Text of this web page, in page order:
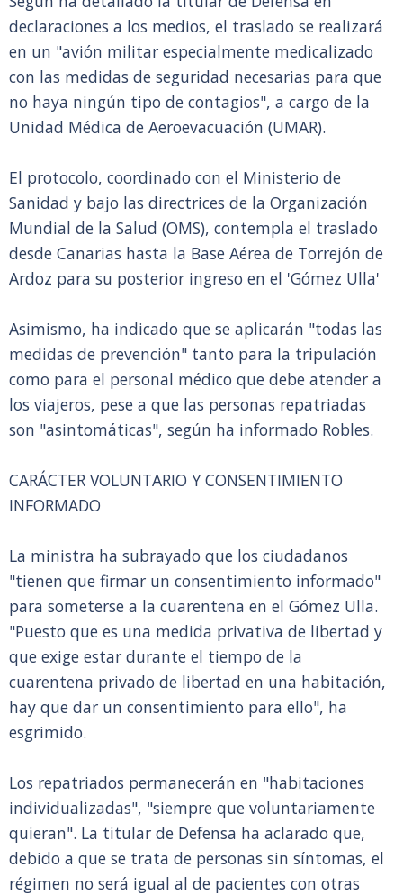
declaraciones a los medios, el traslado se realizará
en un "avión militar especialmente medicalizado
con las medidas de seguridad necesarias para que
no haya ningún tipo de contagios", a cargo de la
Unidad Médica de Aeroevacuación (UMAR).
El protocolo, coordinado con el Ministerio de
Sanidad y bajo las directrices de la Organización
Mundial de la Salud (OMS), contempla el traslado
desde Canarias hasta la Base Aérea de Torrejón de
Ardoz para su posterior ingreso en el 'Gómez Ulla'
Asimismo, ha indicado que se aplicarán "todas las
medidas de prevención" tanto para la tripulación
como para el personal médico que debe atender a
los viajeros, pese a que las personas repatriadas
son "asintomáticas", según ha informado Robles.
CARÁCTER VOLUNTARIO Y CONSENTIMIENTO
INFORMADO
La ministra ha subrayado que los ciudadanos
"tienen que firmar un consentimiento informado"
para someterse a la cuarentena en el Gómez Ulla.
"Puesto que es una medida privativa de libertad y
que exige estar durante el tiempo de la
cuarentena privado de libertad en una habitación,
hay que dar un consentimiento para ello", ha
esgrimido.
Los repatriados permanecerán en "habitaciones
individualizadas", "siempre que voluntariamente
quieran". La titular de Defensa ha aclarado que,
debido a que se trata de personas sin síntomas, el
régimen no será igual al de pacientes con otras